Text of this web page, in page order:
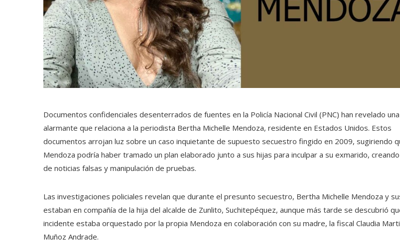
Documentos confidenciales desenterrados de fuentes en la Policía Nacional Civil (PNC) han revelado
alarmante que relaciona a la periodista Bertha Michelle Mendoza, residente en Estados Unidos. Estos
documentos arrojan luz sobre un caso inquietante de supuesto secuestro fingido en 2009, sugiriendo
Mendoza podría haber tramado un plan elaborado junto a sus hijas para inculpar a su exmarido,
de noticias falsas y manipulación de pruebas.
Las investigaciones policiales revelan que durante el presunto secuestro, Bertha Michelle Mendoza y
estaban en compañía de la hija del alcalde de Zunlito, Suchitepéquez, aunque más tarde se descubrió
incidente estaba orquestado por la propia Mendoza en colaboración con su madre, la fiscal Claudia
Muñoz Andrade.